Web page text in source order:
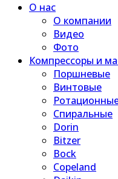
О нас
О компании
Видео
Фото
Компрессоры и
Поршневые
Винтовые
Спиральные
Dorin
Bitzer
Bock
Copeland